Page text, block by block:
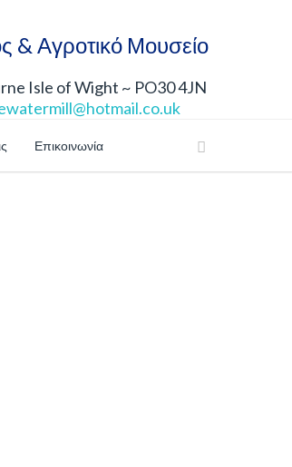
& Αγροτικό Μουσείο
Isle of Wight ~ PO30 4JN
Επικοινωνία